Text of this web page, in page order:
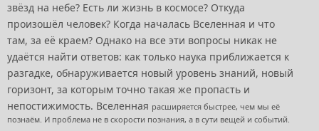
звёзд на небе? Есть ли жизнь в космосе? Откуда
произошёл человек? Когда началась Вселенная и что
там, за её краем? Однако на все эти вопросы никак не
удаётся найти ответов: как только наука приближается к
разгадке, обнаруживается новый уровень знаний, новый
горизонт, за которым точно такая же пропасть и
непостижимость. Вселенная расширяется быстрее, чем мы её
познаём. И проблема не в скорости познания, а в сути вещей и событий.